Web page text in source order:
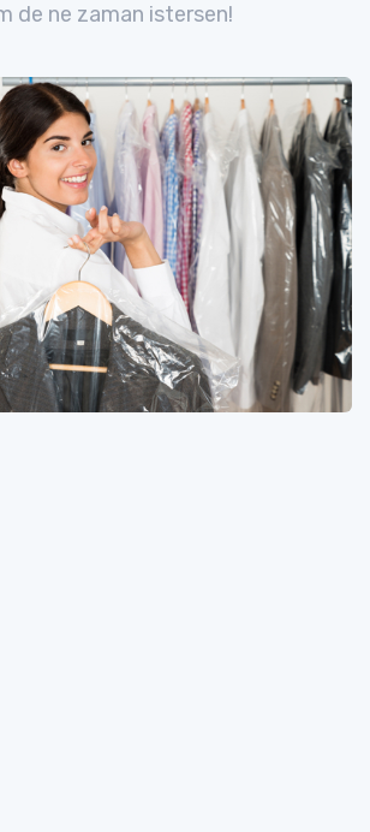
de ne zaman istersen!